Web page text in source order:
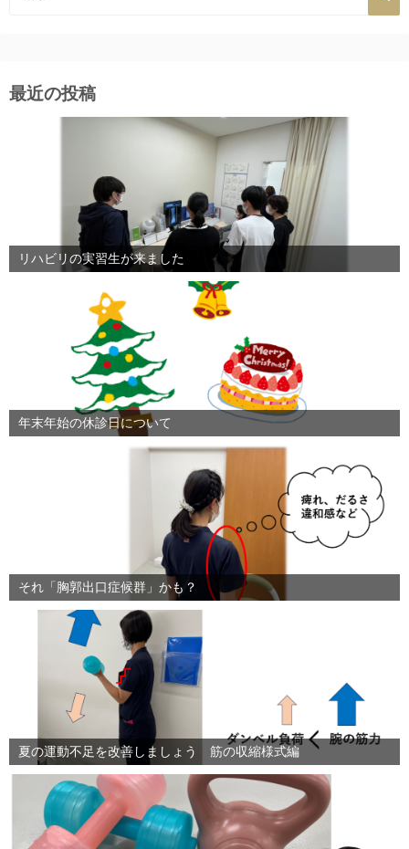
最近の投稿
リハビリの実習生が来ました
年末年始の休診日について
それ「胸郭出口症候群」かも？
夏の運動不足を改善しましょう 筋の収縮様式編